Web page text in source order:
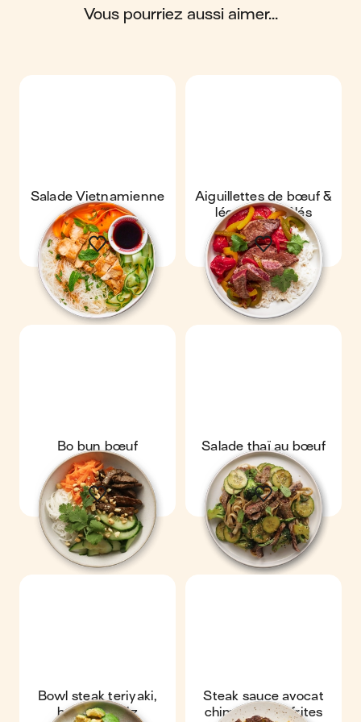
Scores calculés par
vous pourriez aussi aimer...
Salade Vietnamienne
au poulet
Aiguillettes de bœuf &
légumes poêlés
Bo bun bœuf Salade thaï au bœuf
Bowl steak teriyaki,
brocolis & riz
Steak sauce avocat
chimichurri & frites